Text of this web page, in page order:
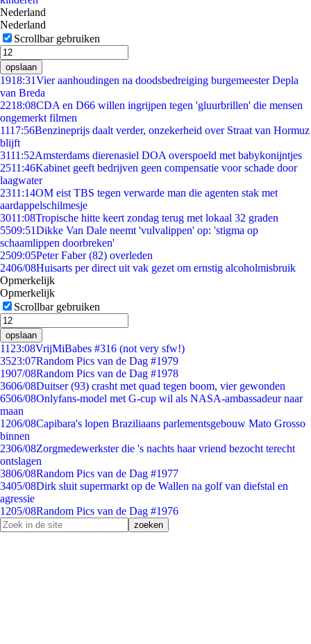
Nederland
Nederland
Scrollbar gebruiken
opslaan
1918:31Vier aanhoudingen na doodsbedreiging burgemeester Depla
van Breda
2218:08CDA en D66 willen ingrijpen tegen 'gluurbrillen' die mensen
ongemerkt filmen
1117:56Benzineprijs daalt verder, onzekerheid over Straat van Hormuz
blijft
3111:52Amsterdams dierenasiel DOA overspoeld met babykonijntjes
2511:46Kabinet geeft bedrijven geen compensatie voor schade door
laagwater
2311:14OM eist TBS tegen verwarde man die agenten stak met
aardappelschilmesje
3011:08Tropische hitte keert zondag terug met lokaal 32 graden
5509:51Dikke Van Dale neemt 'vulvalippen' op: 'stigma op
schaamlippen doorbreken'
2509:05Peter Faber (82) overleden
2406/08Huisarts per direct uit vak gezet om ernstig alcoholmisbruik
Opmerkelijk
Opmerkelijk
Scrollbar gebruiken
opslaan
11 23:08VrijMiBabes #316 (not very sfw!)
3523:07Random Pics van de Dag #1979
1907/08Random Pics van de Dag #1978
3606/08Duitser (93) crasht met quad tegen boom, vier gewonden
6506/08Onlyfans-model met G-cup wil als NASA-ambassadeur naar
maan
1206/08Capibara's lopen Braziliaans parlementsgebouw Mato Grosso
binnen
2306/08Zorgmedewerkster die 's nachts haar vriend bezocht terecht
ontslagen
3806/08Random Pics van de Dag #1977
3405/08Dirk sluit supermarkt op de Wallen na golf van diefstal en
agressie
1205/08Random Pics van de Dag #1976